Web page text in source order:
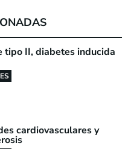
tipo II, diabetes inducida
cardiovasculares y